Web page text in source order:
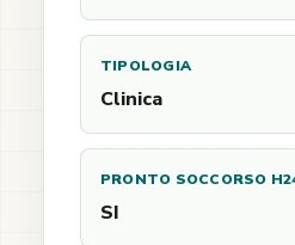
TIPOLOGIA
Clinica
PRONTO SOCCORSO
SI